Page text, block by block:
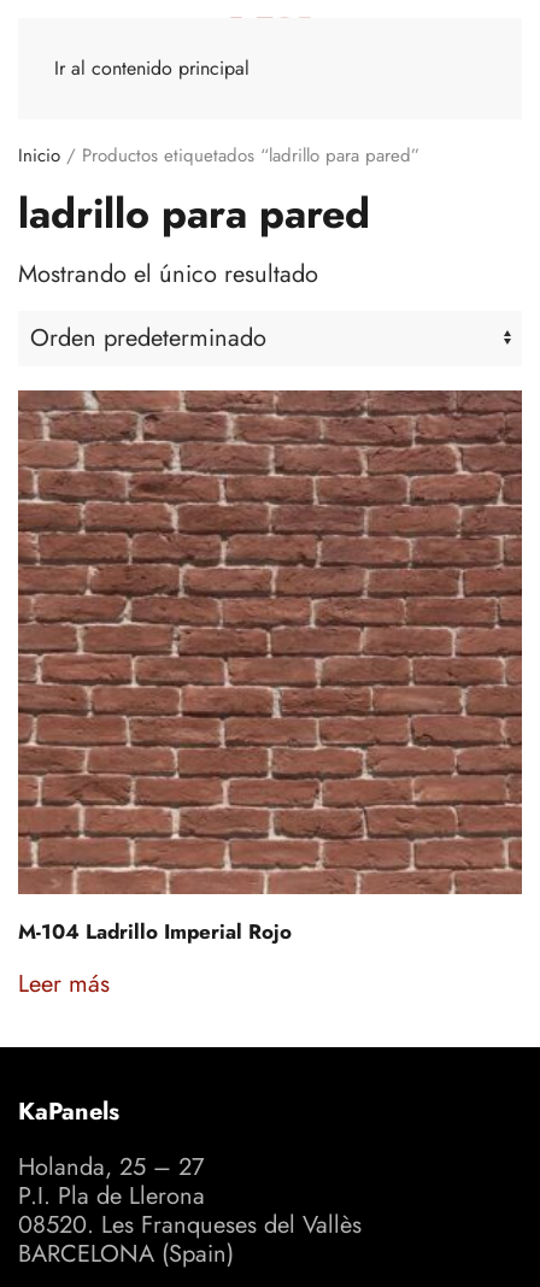
Ir al contenido principal
Inicio / Productos etiquetados “ladrillo para pared”
ladrillo para pared
Mostrando el único resultado
M-104 Ladrillo Imperial Rojo
Leer más
KaPanels
Holanda, 25 – 27
P.I. Pla de Llerona
08520. Les Franqueses del Vallès
BARCELONA (Spain)